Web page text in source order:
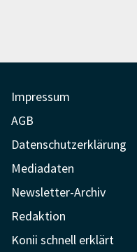
Impressum
AGB
Datenschutzerklärung
Mediadaten
Newsletter-Archiv
Redaktion
Konii schnell erklärt